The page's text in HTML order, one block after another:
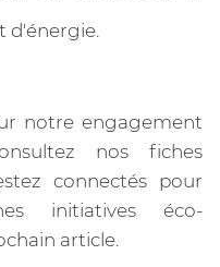
d'énergie.
notre engagement
nos fiches
connectés pour
initiatives éco-
article.